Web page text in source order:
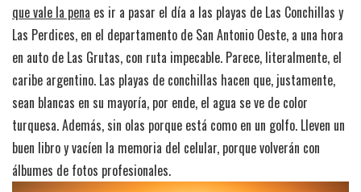
que vale la pena es ir a pasar el día a las playas de Las Conchillas y
Las Perdices, en el departamento de San Antonio Oeste, a una hora
en auto de Las Grutas, con ruta impecable. Parece, literalmente, el
caribe argentino. Las playas de conchillas hacen que, justamente,
sean blancas en su mayoría, por ende, el agua se ve de color
turquesa. Además, sin olas porque está como en un golfo. Lleven un
buen libro y vacíen la memoria del celular, porque volverán con
álbumes de fotos profesionales.